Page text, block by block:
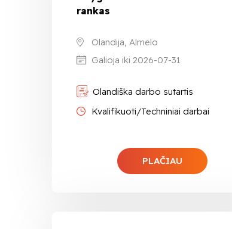
rankas
Olandija, Almelo
Galioja iki 2026-07-31
Olandiška darbo sutartis
Kvalifikuoti/Techniniai darbai
PLAČIAU